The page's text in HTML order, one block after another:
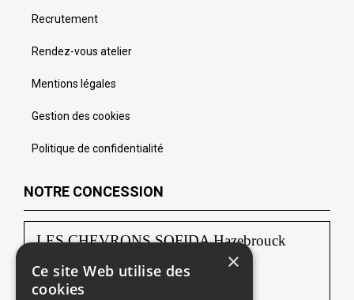
Recrutement
Rendez-vous atelier
Mentions légales
Gestion des cookies
Politique de confidentialité
NOTRE CONCESSION
LES CHEVRONS SOFIDA Hazebrouck
88, route de Borre
59190 HAZEBROUCK
×
Ce site Web utilise des
cookies